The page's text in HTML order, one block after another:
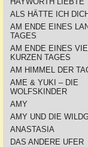
ALS HÄTTE ICH
AM ENDE EINES
TAGES
AM ENDE EINES
KURZEN TAGES
AM HIMMEL DER
AME & YUKI – DIE
WOLFSKINDER
AMY
AMY UND DIE
ANASTASIA
DAS ANDERE UFER